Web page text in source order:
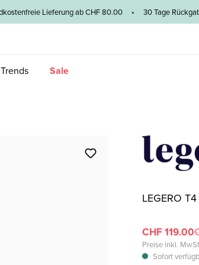
Lieferung ab CHF 80.00 • 30 Tage
Sale
LEGERO
CHF 119.00
Preise inkl.
Sofort